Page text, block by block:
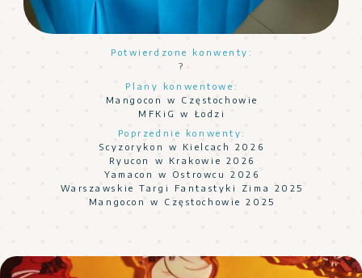
Potwierdzone konwenty:
?
Plany konwentowe:
Mangocon w Częstochowie
MFKiG w Łodzi
Poprzednie konwenty:
Scyzorykon w Kielcach 2026
Ryucon w Krakowie 2026
Yamacon w Ostrowcu 2026
Warszawskie Targi Fantastyki Zima 2025
Mangocon w Częstochowie 2025